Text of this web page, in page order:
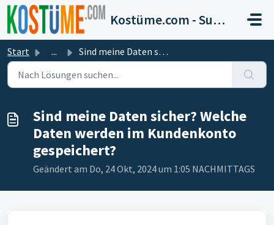
Zum hauptsächlichen Inhalt gehen
Kostüme.com - Support
Start ... Sind meine Daten sicher? Welche Daten werden im Kundenkon...
Sind meine Daten sicher? Welche
Daten werden im Kundenkonto
gespeichert?
Geändert am Do, 24 Okt, 2024 um 1:05 NACHMITTAGS